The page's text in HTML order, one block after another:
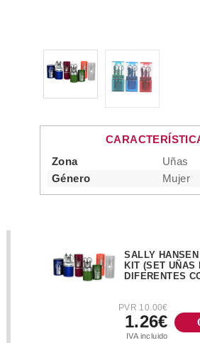
Zona
Uñas
Género
Mujer
SALLY
KIT (SET UÑAS
DIFERENTES
PVR 10.00€
1.26€
IVA incluido